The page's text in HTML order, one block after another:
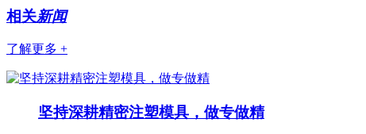
相关新闻
了解更多 +
坚持深耕精密注塑模具，做专做精